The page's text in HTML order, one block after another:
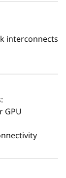
y
de
mayor
interconnects
GPU